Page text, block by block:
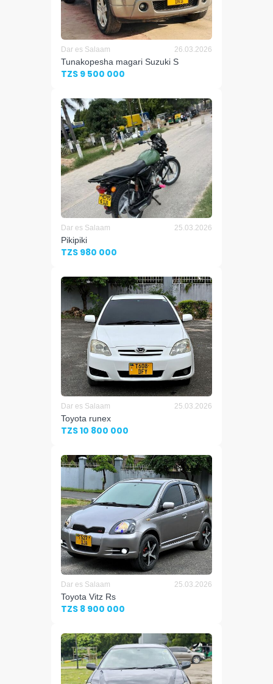
Dar es Salaam 26.03.2026
Tunakopesha magari Suzuki S
TZS 9 500 000
Dar es Salaam 25.03.2026
Pikipiki
TZS 980 000
Dar es Salaam 25.03.2026
Toyota runex
TZS 10 800 000
Dar es Salaam 25.03.2026
Toyota Vitz Rs
TZS 8 900 000